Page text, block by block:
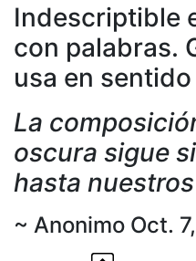
Indescriptible
con palabras.
usa en
La
oscura sigue
hasta
~ Anonimo Oct.